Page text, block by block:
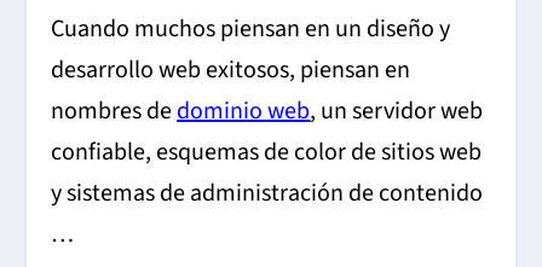
Cuando muchos piensan en un diseño y
desarrollo web exitosos, piensan en
nombres dedominio web, un servidor web
confiable, esquemas de color de sitios web
y sistemas de administración de contenido
…